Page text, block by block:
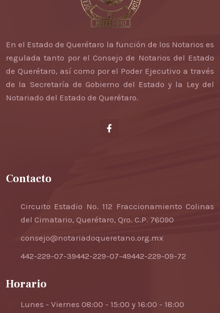
En el Estado de Querétaro la función de los Notarios es
regulada tanto por el Consejo de Notarios del Estado
de Querétaro, así como por el Poder Ejecutivo a través
de la Secretaría de Gobierno del Estado y la Ley del
Notariado del Estado de Querétaro.
Contacto
Circuito Estadio No. 112 Fraccionamiento Colinas
del Cimatario, Querétaro, Qro. C.P. 76090
consejo@notariadoqueretano.org.mx
442-229-07-39442-229-07-49442-229-09-72
Horario
Lunes - Viernes 08:00 - 15:00 y 16:00 - 18:00